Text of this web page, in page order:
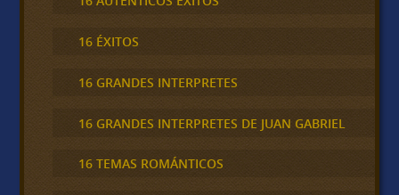
16 ÉXITOS
16 GRANDES INTERPRETES
16 GRANDES INTERPRETES DE JUAN GABRIEL
16 TEMAS ROMÁNTICOS